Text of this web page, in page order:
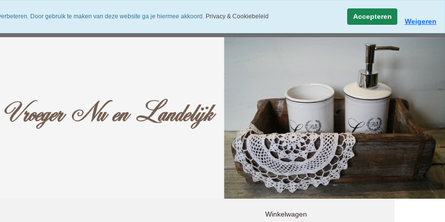
Verzendkosten Vroeger Nu en Landelijk
Winkelwagen
Door gebruik te maken van deze website ga je hiermee akkoord.Privacy & Cookiebeleid Accepteren
Weigeren